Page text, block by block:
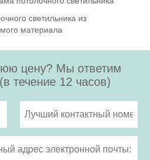
светильника из
материала
цену? Мы ответим
течение 12 часов)